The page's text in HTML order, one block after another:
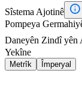
Sîstema Ajotinê 
Pompeya
Daneyên Zindî yên
Yekîne
Metrîk Împeryal